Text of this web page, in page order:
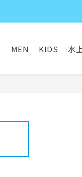
MEN KIDS 水